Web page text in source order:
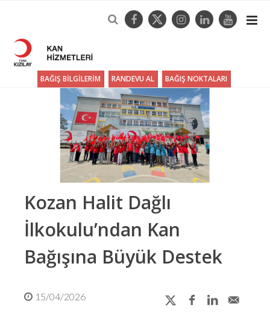
BAĞIŞ BİLGİLERİM RANDEVU AL BAĞIŞ NOKTALARI
Kozan Halit Dağlı
İlkokulu’ndan Kan
Bağışına Büyük Destek
15/04/2026